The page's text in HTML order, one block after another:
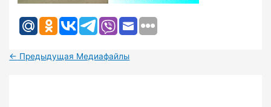
← Предыдущая Медиафайлы